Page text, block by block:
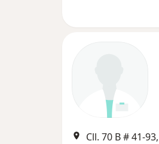
Cll. 70 B # 41-